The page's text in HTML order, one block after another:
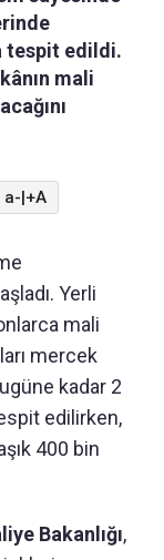
tespit edildi.
mali
a-|+A
Yerli
mali
mercek
kadar 2
edilirken,
400 bin
Bakanlığı,